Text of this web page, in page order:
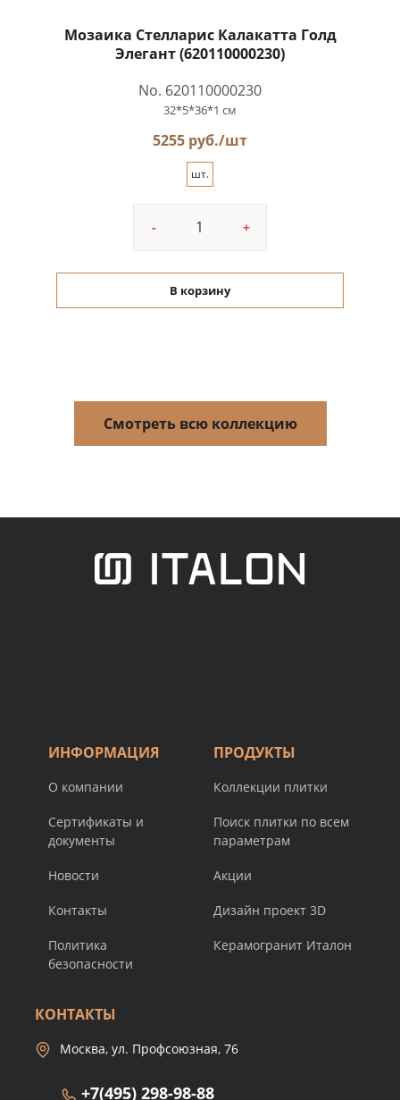
Мозаика Стелларис Калакатта Голд
Элегант (620110000230)
No. 620110000230
32*5*36*1 см
5255 руб./шт
шт.
- +
В корзину
Смотреть всю коллекцию
ИНФОРМАЦИЯ
О компании
Сертификаты и
документы
Новости
Контакты
Политика
безопасности
ПРОДУКТЫ
Коллекции плитки
Поиск плитки по всем
параметрам
Акции
Дизайн проект 3D
Керамогранит Италон
КОНТАКТЫ
Москва, ул. Профсоюзная, 76
+7(495) 298-98-88